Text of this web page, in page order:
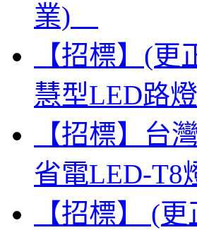
業)
【招標】(
慧型LED路
【招標】台
省電LED-
【招標】 (